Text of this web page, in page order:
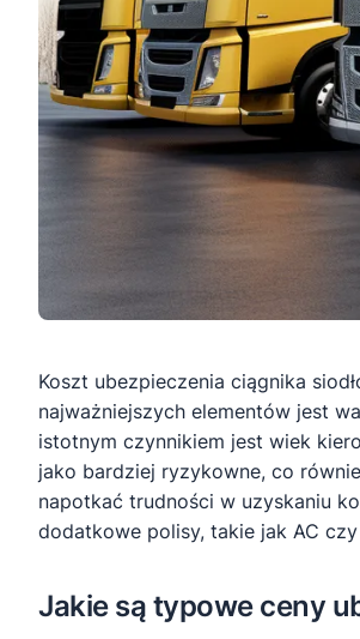
Koszt ubezpieczenia ciągnika
najważniejszych elementów jest
istotnym czynnikiem jest wiek
jako bardziej ryzykowne, co
napotkać trudności w uzyskaniu
dodatkowe polisy, takie jak AC
Jakie są typowe ceny